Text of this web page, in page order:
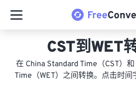
CST到WET
在 China Standard Time（CST）
Time（WET）之间转换。点击时间